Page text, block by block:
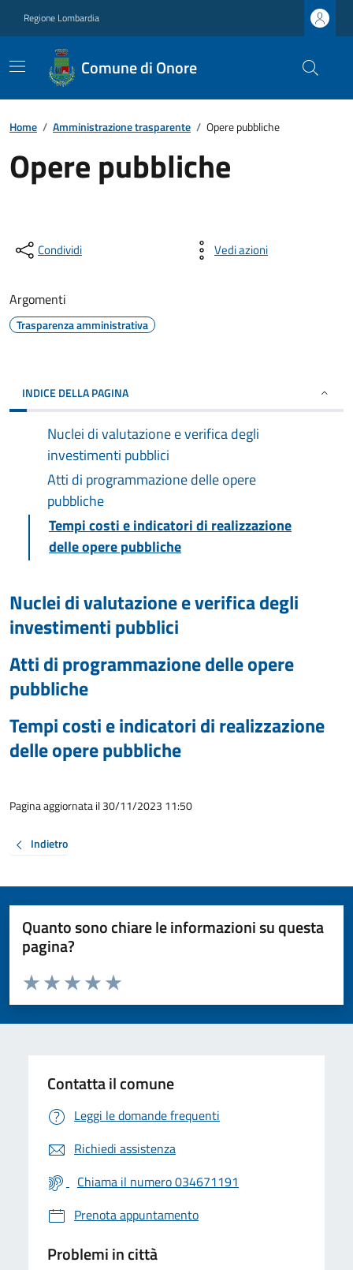
Regione Lombardia
Comune di Onore
Home / Amministrazione trasparente / Opere pubbliche
Opere pubbliche
Condividi Vedi azioni
Argomenti
Trasparenza amministrativa
INDICE DELLA PAGINA
Nuclei di valutazione e verifica degli
investimenti pubblici
Atti di programmazione delle opere
pubbliche
Tempi costi e indicatori di realizzazione
delle opere pubbliche
Nuclei di valutazione e verifica degli
investimenti pubblici
Atti di programmazione delle opere
pubbliche
Tempi costi e indicatori di realizzazione
delle opere pubbliche
Pagina aggiornata il 30/11/2023 11:50
Indietro
Quanto sono chiare le informazioni su questa
pagina?
Valuta da 1 a 5 stelle la pagina
Valuta 5 stelle su 5
Valuta 4 stelle su 5
Valuta 3 stelle su 5
Valuta 2 stelle su 5
Valuta 1 stelle su 5
Contatta il comune
Leggi le domande frequenti
Richiedi assistenza
Chiama il numero 034671191
Prenota appuntamento
Problemi in città